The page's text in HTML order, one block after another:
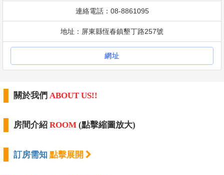
連絡電話：08-8861095
地址：屏東縣恆春鎮墾丁路257號
網址
關於我們 ABOUT US!!
房間介紹 ROOM (點擊縮圖放大)
訂房需知 點擊展開